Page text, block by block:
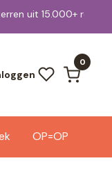
uit 15.000+
0
OP=OP